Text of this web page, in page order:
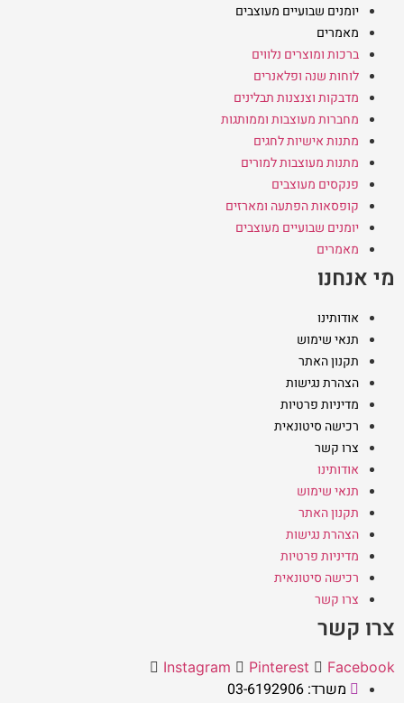
יומנים שבועיים מעוצבים
מאמרים
ברכות ומוצרים נלווים
לוחות שנה ופלאנרים
מדבקות וצנצנות תבלינים
מחברות מעוצבות וממותגות
מתנות אישיות לחגים
מתנות מעוצבות למורים
פנקסים מעוצבים
קופסאות הפתעה ומארזים
יומנים שבועיים מעוצבים
מאמרים
מי אנחנו
אודותינו
תנאי שימוש
תקנון האתר
הצהרת נגישות
מדיניות פרטיות
רכישה סיטונאית
צרו קשר
אודותינו
תנאי שימוש
תקנון האתר
הצהרת נגישות
מדיניות פרטיות
רכישה סיטונאית
צרו קשר
צרו קשר
Instagram Pinterest Facebook
משרד: 03-6192906